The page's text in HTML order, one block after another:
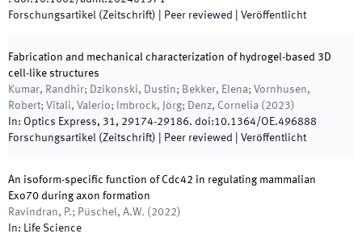
Forschungsartikel (Zeitschrift) | Peer reviewed Veröffentlicht
Fabrication and mechanical characterization of hydrogel-based 3D
cell-like structures
Kumar, Randhir; Dzikonski, Dustin; Bekker, Elena; Vornhusen,
Robert; Vitali, Valerio; Imbrock, Jörg; Denz, Cornelia ( 2023)
In: Optics Express, 31, 29174-29186. doi:10.1364/OE.496888
Forschungsartikel (Zeitschrift) | Peer reviewed Veröffentlicht
An isoform-specific function of Cdc42 in regulating mammalian
Exo70 during axon formation
Ravindran, P.; Püschel, A.W. ( 2022)
In: Life Science